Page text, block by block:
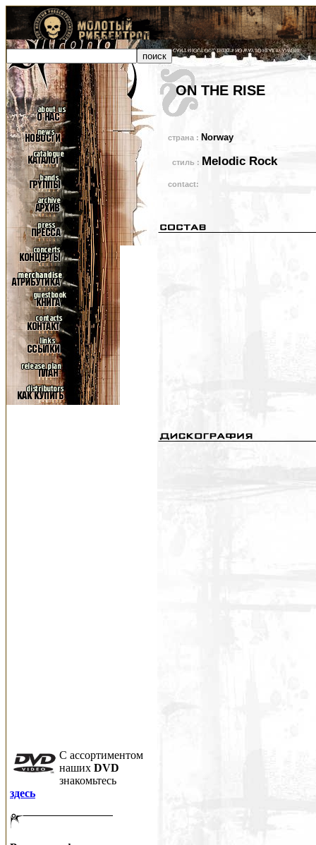
C ассортиментом
наших DVD
знакомьтесь
здесь
ON THE RISE
страна : Norway
стиль : Melodic Rock
contact: